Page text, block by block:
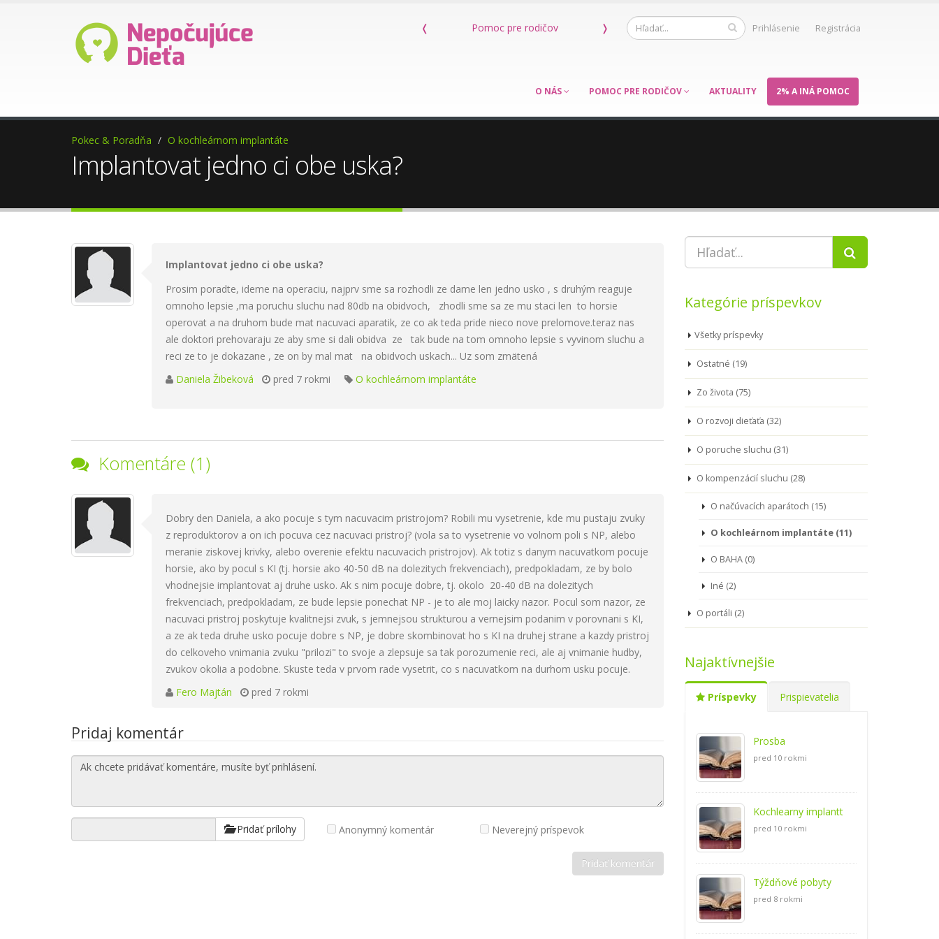
Prihlásenie Registrácia
❬
Ako darovať 2%? Kniha Máme dieťa s poruchou sluchu
❭
O NÁS POMOC PRE RODIČOV AKTUALITY 2% A INÁ POMOC
Pokec & Poradňa O kochleárnom implantáte
Implantovat jedno ci obe uska?
Implantovat jedno ci obe uska?
Prosim poradte, ideme na operaciu, najprv sme sa rozhodli ze dame len jedno usko , s druhým reaguje
omnoho lepsie ,ma poruchu sluchu nad 80db na obidvoch, zhodli sme sa ze mu staci len to horsie
operovat a na druhom bude mat nacuvaci aparatik, ze co ak teda pride nieco nove prelomove.teraz nas
ale doktori prehovaraju ze aby sme si dali obidva ze tak bude na tom omnoho lepsie s vyvinom sluchu a
reci ze to je dokazane , ze on by mal mat na obidvoch uskach... Uz som zmätená
Daniela Žibeková
pred 7 rokmi O kochleárnom implantáte
Komentáre (1)
Dobry den Daniela, a ako pocuje s tym nacuvacim pristrojom? Robili mu vysetrenie, kde mu pustaju zvuky
z reproduktorov a on ich pocuva cez nacuvaci pristroj? (vola sa to vysetrenie vo volnom poli s NP, alebo
meranie ziskovej krivky, alebo overenie efektu nacuvacich pristrojov). Ak totiz s danym nacuvatkom pocuje
horsie, ako by pocul s KI (tj. horsie ako 40-50 dB na dolezitych frekvenciach), predpokladam, ze by bolo
vhodnejsie implantovat aj druhe usko. Ak s nim pocuje dobre, tj. okolo 20-40 dB na dolezitych
frekvenciach, predpokladam, ze bude lepsie ponechat NP - je to ale moj laicky nazor. Pocul som nazor, ze
nacuvaci pristroj poskytuje kvalitnejsi zvuk, s jemnejsou strukturou a vernejsim podanim v porovnani s KI,
a ze ak teda druhe usko pocuje dobre s NP, je dobre skombinovat ho s KI na druhej strane a kazdy pristroj
do celkoveho vnimania zvuku "prilozi" to svoje a zlepsuje sa tak porozumenie reci, ale aj vnimanie hudby,
zvukov okolia a podobne. Skuste teda v prvom rade vysetrit, co s nacuvatkom na durhom usku pocuje.
Fero Majtán
pred 7 rokmi
Pridaj komentár
Pridať prílohy Anonymný komentár Neverejný príspevok
Kategórie príspevkov
Všetky príspevky
Ostatné (19)
Zo života (75)
O rozvoji dieťaťa (32)
O poruche sluchu (31)
O kompenzácií sluchu (28)
O načúvacích aparátoch (15)
O kochleárnom implantáte (11)
O BAHA (0)
Iné (2)
O portáli (2)
Najaktívnejšie
Príspevky Prispievatelia
Prosba
pred 10 rokmi
Kochlearny implantt
pred 10 rokmi
Týždňové pobyty
pred 8 rokmi